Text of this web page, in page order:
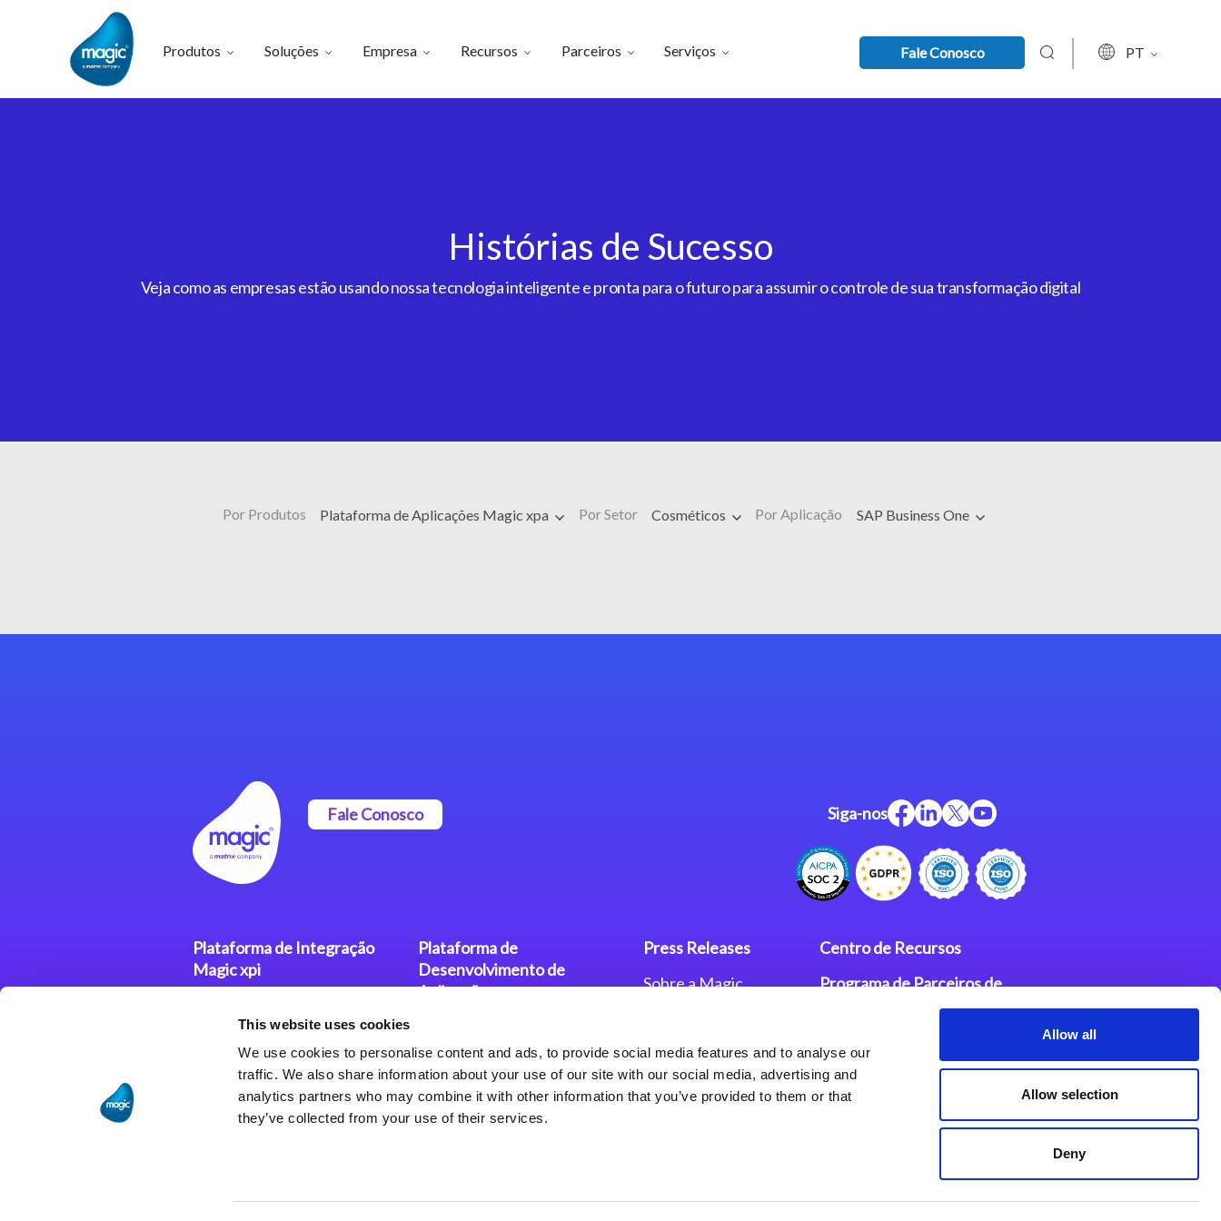
This website uses cookies
We use cookies to personalise content and ads, to provide social media features and to analyse our
traffic. We also share information about your use of our site with our social media, advertising and
analytics partners who may combine it with other information that you’ve provided to them or that
they’ve collected from your use of their services.
Allow all
Allow selection
Deny
Produtos Soluções Empresa Recursos Parceiros Serviços Fale Conosco PT
Histórias de Sucesso
Veja como as empresas estão usando nossa tecnologia inteligente e pronta para o futuro para assumir o controle de sua transformação digital
Por Produtos Plataforma de Aplicações Magic xpa Por Setor Cosméticos Por Aplicação SAP Business One
Fale Conosco Siga-nos
Plataforma de Integração
Magic xpi
Plataforma de
Desenvolvimento de
Aplicações
xpa
Framework de Aplicações
Web do Magic xpa
Press Releases
Sobre a Magic
Política de Privacidade
Política de Privacidade
Centro de Recursos
Programa de Parceiros de
Integração Magic